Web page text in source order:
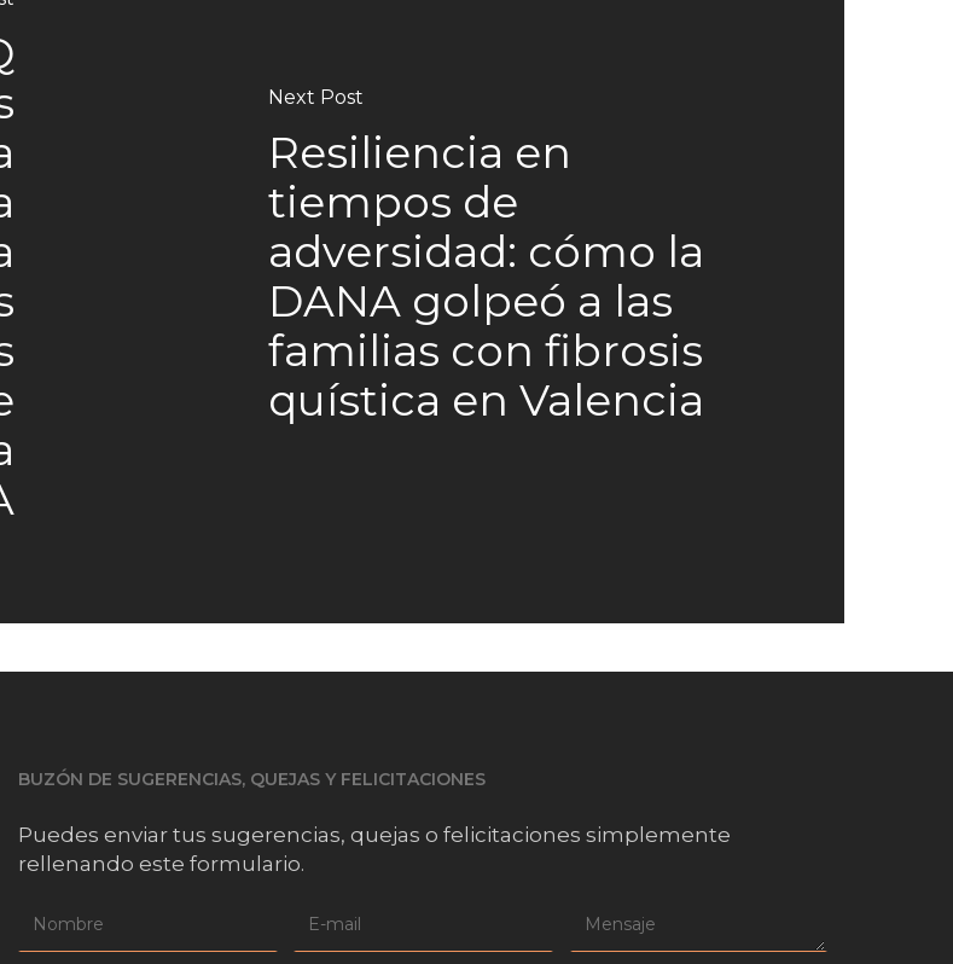
Next Post
Resiliencia en
tiempos de
adversidad: cómo la
DANA golpeó a las
familias con fibrosis
quística en Valencia
BUZÓN DE SUGERENCIAS, QUEJAS Y FELICITACIONES
Puedes enviar tus sugerencias, quejas o felicitaciones simplemente
rellenando este formulario.